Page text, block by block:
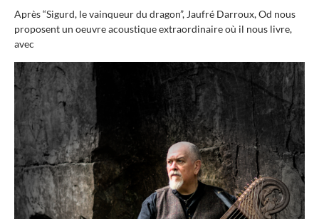
Après “Sigurd, le vainqueur du dragon”, Jaufré Darroux, Od nous
proposent un oeuvre acoustique extraordinaire où il nous livre,
avec